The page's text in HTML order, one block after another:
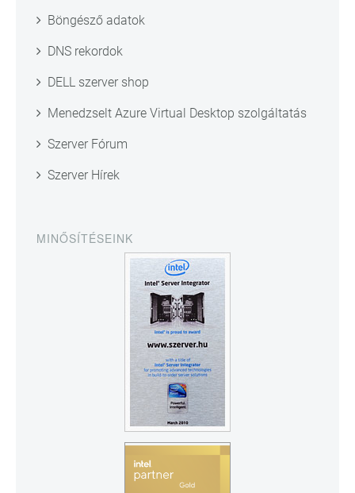
Böngésző adatok
DNS rekordok
DELL szerver shop
Menedzselt Azure Virtual Desktop szolgáltatás
Szerver Fórum
Szerver Hírek
MINŐSÍTÉSEINK